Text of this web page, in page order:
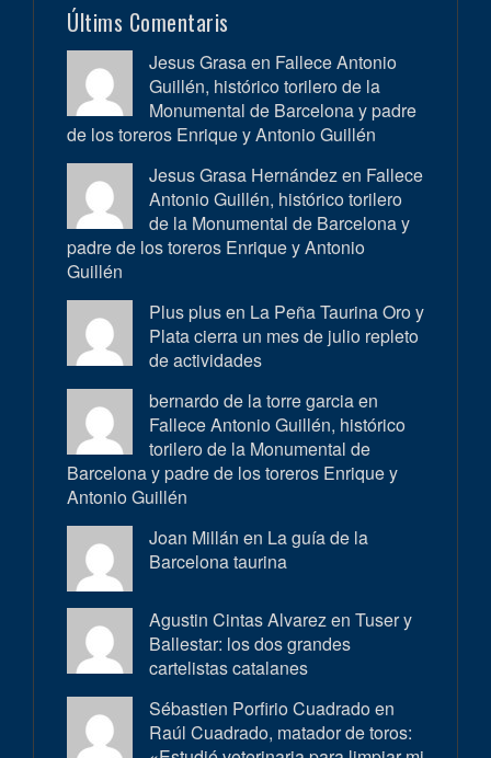
Últims Comentaris
Jesus Grasa en Fallece Antonio
Guillén, histórico torilero de la
Monumental de Barcelona y padre
de los toreros Enrique y Antonio Guillén
Jesus Grasa Hernández en Fallece
Antonio Guillén, histórico torilero
de la Monumental de Barcelona y
padre de los toreros Enrique y Antonio
Guillén
Plus plus en La Peña Taurina Oro y
Plata cierra un mes de julio repleto
de actividades
bernardo de la torre garcia en
Fallece Antonio Guillén, histórico
torilero de la Monumental de
Barcelona y padre de los toreros Enrique y
Antonio Guillén
Joan Millán en La guía de la
Barcelona taurina
Agustin Cintas Alvarez en Tuser y
Ballestar: los dos grandes
cartelistas catalanes
Sébastien Porfirio Cuadrado en
Raúl Cuadrado, matador de toros: